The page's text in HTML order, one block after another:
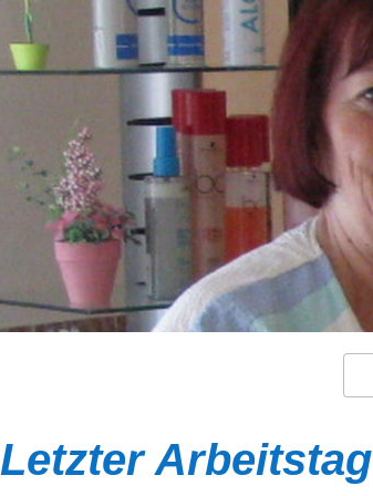
Letzter Arbeitstag